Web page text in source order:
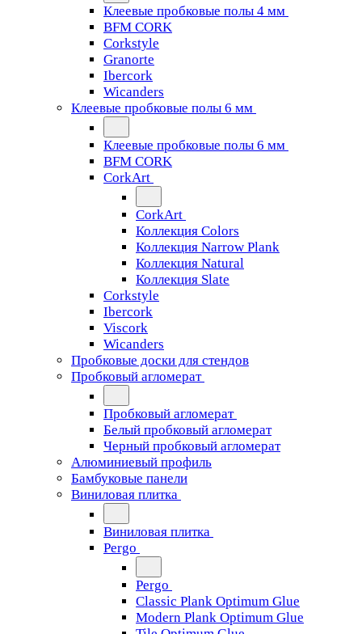
Клеевые пробковые полы 4 мм
BFM CORK
Corkstyle
Granorte
Ibercork
Wicanders
Клеевые пробковые полы 6 мм
Клеевые пробковые полы 6 мм
BFM CORK
CorkArt
CorkArt
Коллекция Colors
Коллекция Narrow Plank
Коллекция Natural
Коллекция Slate
Corkstyle
Ibercork
Viscork
Wicanders
Пробковые доски для стендов
Пробковый агломерат
Пробковый агломерат
Белый пробковый агломерат
Черный пробковый агломерат
Алюминиевый профиль
Бамбуковые панели
Виниловая плитка
Виниловая плитка
Pergo
Pergo
Classic Plank Optimum Glue
Modern Plank Optimum Glue